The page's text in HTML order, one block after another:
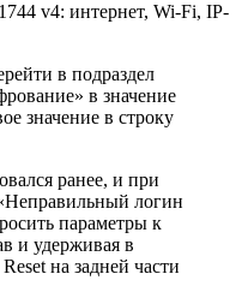
в подраздел
в значение
значение в строку
ранее, и при
логин
параметры к
и удерживая в
на задней части